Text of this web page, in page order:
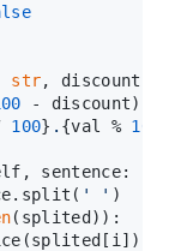
str, discount:
- discount)
100} . {val % 100
sentence:
' ' )
(splited)):